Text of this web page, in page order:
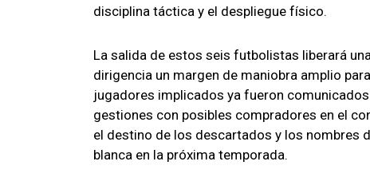
disciplina táctica y el despliegue físico.
La salida de estos seis futbolistas liberará
dirigencia un margen de maniobra amplio
jugadores implicados ya fueron
gestiones con posibles compradores en el
el destino de los descartados y los nombres
blanca en la próxima temporada.